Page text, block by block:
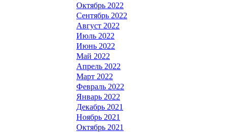
Октябрь 2022
Сентябрь 2022
Август 2022
Июль 2022
Июнь 2022
Май 2022
Апрель 2022
Март 2022
Февраль 2022
Январь 2022
Декабрь 2021
Ноябрь 2021
Октябрь 2021